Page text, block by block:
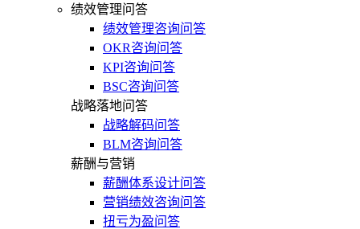
绩效管理问答
绩效管理咨询问答
OKR咨询问答
KPI咨询问答
BSC咨询问答
战略落地问答
战略解码问答
BLM咨询问答
薪酬与营销
薪酬体系设计问答
营销绩效咨询问答
扭亏为盈问答